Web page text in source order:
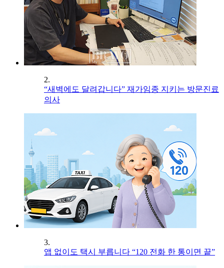
2.
“새벽에도 달려갑니다” 재가임종 지키는 방문진료
의사
3.
앱 없이도 택시 부릅니다 “120 전화 한 통이면 끝”